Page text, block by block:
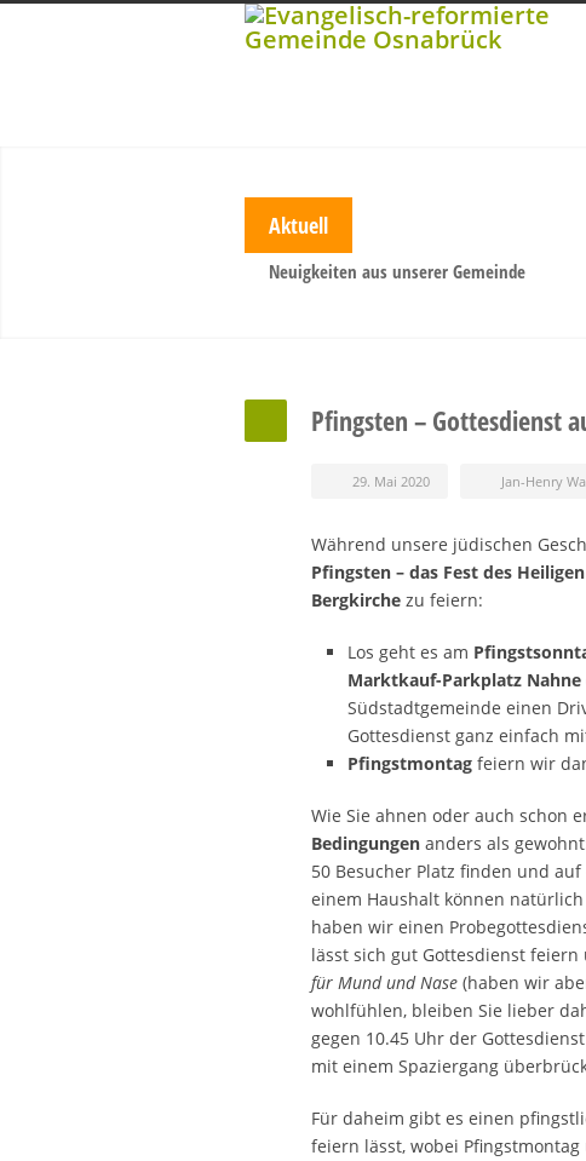
Aktuell
Neuigkeiten aus unserer Gemeinde
Pfingsten – Gottesdienst
29. Mai 2020 Jan-Henry
Während unsere jüdischen
Pfingsten – das Fest des
Bergkirche zu feiern:
Los geht es am
Marktkauf-Parkplatz Nahne
Südstadtgemeinde einen
Gottesdienst ganz einfach
Pfingstmontag feiern wir
Wie Sie ahnen oder auch schon
Bedingungen anders als
50 Besucher Platz finden und
einem Haushalt können
haben wir einen
lässt sich gut Gottesdienst
für Mund und Nase (haben wir
wohlfühlen, bleiben Sie lieber
gegen 10.45 Uhr der
mit einem Spaziergang
Für daheim gibt es einen
feiern lässt, wobei